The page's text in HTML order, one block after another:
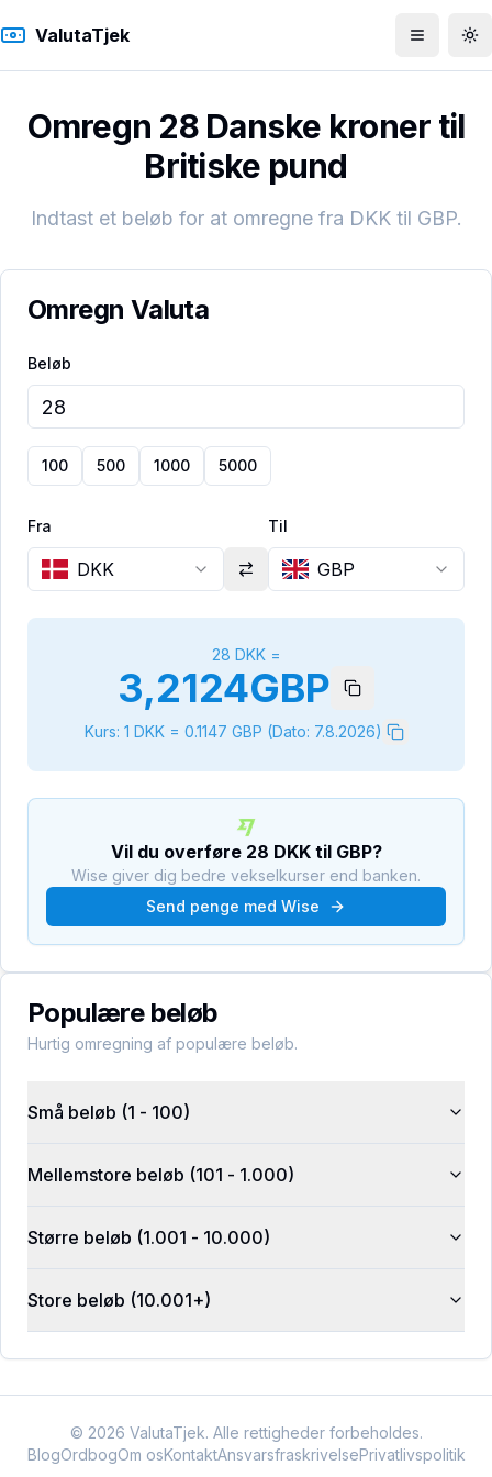
ValutaTjek Åbn menu
Omregn 28 Danske kroner til
Britiske pund
Indtast et beløb for at omregne fra DKKtil GBP.
Omregn Valuta
Beløb
100 500 1000 5000
Fra
DKK
Til
GBP
28 DKK=
3,2124GBP
Kurs: 1 DKK= 0.1147 GBP (Dato: 7.8.2026)
Vil du overføre 28 DKKtil GBP?
Wise giver dig bedre vekselkurser end banken.
Send penge med Wise
Populære beløb
Hurtig omregning af populære beløb.
Små beløb (1 - 100)
Mellemstore beløb (101 - 1.000)
Større beløb (1.001 - 10.000)
Store beløb (10.001+)
© 2026 ValutaTjek. Alle rettigheder forbeholdes.
BlogOrdbogOm osKontaktAnsvarsfraskrivelsePrivatlivspolitik